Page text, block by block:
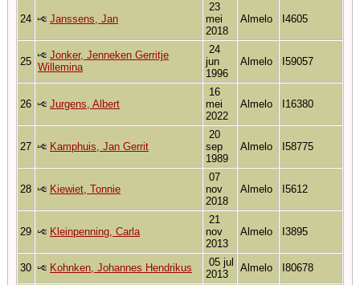
24 Janssens, Jan
23
mei
2018
Almelo I4605
25
Jonker, Jenneken Gerritje
Willemina
24
jun
1996
Almelo I59057
26 Jurgens, Albert
16
mei
2022
Almelo I16380
27 Kamphuis, Jan Gerrit
20
sep
1989
Almelo I58775
28 Kiewiet, Tonnie
07
nov
2018
Almelo I5612
29 Kleinpenning, Carla
21
nov
2013
Almelo I3895
30 Kohnken, Johannes Hendrikus
05 jul
2013
Almelo I80678